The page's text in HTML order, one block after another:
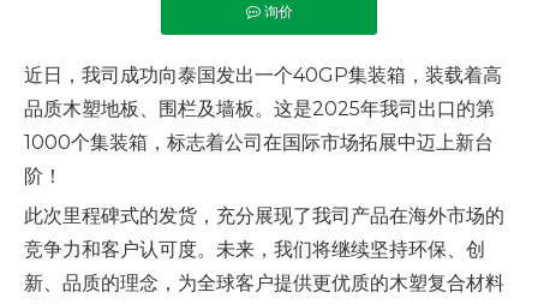
询价
近日，我司成功向泰国发出一个40GP集装箱，装载着高
品质木塑地板、围栏及墙板。这是2025年我司出口的第
1000个集装箱，标志着公司在国际市场拓展中迈上新台
阶！
此次里程碑式的发货，充分展现了我司产品在海外市场的
竞争力和客户认可度。未来，我们将继续坚持环保、创
新、品质的理念，为全球客户提供更优质的木塑复合材料